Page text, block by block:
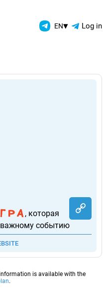
— EN▾ Log in
, которая
важному событию
is available with the
.